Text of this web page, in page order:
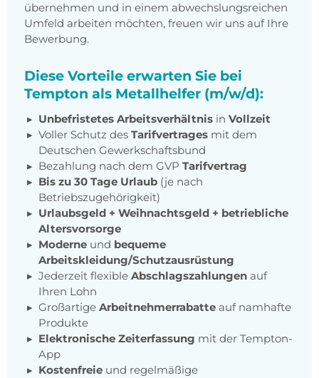
übernehmen und in einem abwechslungsreichen
Umfeld arbeiten möchten, freuen wir uns auf Ihre
Bewerbung.
Diese Vorteile erwarten Sie bei
Tempton als Metallhelfer (m/w/d):
Unbefristetes Arbeitsverhältnis in Vollzeit
Voller Schutz des Tarifvertrages mit dem
Deutschen Gewerkschaftsbund
Bezahlung nach dem GVP Tarifvertrag
Bis zu 30 Tage Urlaub (je nach
Betriebszugehörigkeit)
Urlaubsgeld + Weihnachtsgeld + betriebliche
Altersvorsorge
Moderne und bequeme
Arbeitskleidung/Schutzausrüstung
Jederzeit flexible Abschlagszahlungen auf
Ihren Lohn
Großartige Arbeitnehmerrabatte auf namhafte
Produkte
Elektronische Zeiterfassung mit der Tempton-
App
Kostenfreie und regelmäßige